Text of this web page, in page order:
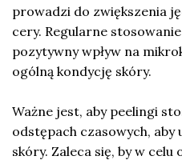
prowadzi do zwiększenia
cery. Regularne
pozytywny wpływ na
ogólną kondycję skóry.
Ważne jest, aby peelingi
odstępach czasowych, aby
skóry. Zaleca się, by w